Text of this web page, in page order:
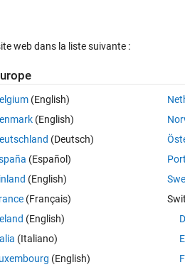
versions
etc) is not the same as the SAM library
web dans la liste suivante :
(English)
(English)
(Deutsch)
(Español)
(English)
(Français)
(English)
(Italiano)
(English)